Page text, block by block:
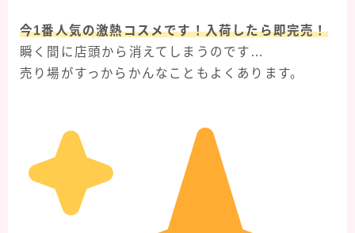
今1番人気の激熱コスメです！入荷したら即完売！
瞬く間に店頭から消えてしまうのです…
売り場がすっからかんなこともよくあります。